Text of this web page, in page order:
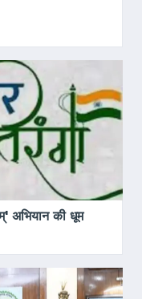
अभियान की धूम